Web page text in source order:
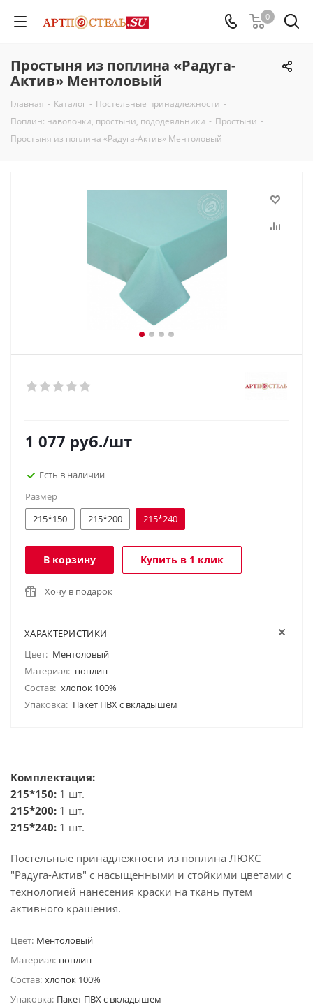
0
Простыня из поплина «Радуга-
Актив» Ментоловый
Главная - Каталог - Постельные принадлежности -
Поплин: наволочки, простыни, пододеяльники - Простыни -
Простыня из поплина «Радуга-Актив» Ментоловый
1 077 руб./шт
Есть в наличии
Размер
215*150
215*200 215*240
В корзину Купить в 1 клик
Хочу в подарок
ХАРАКТЕРИСТИКИ
Цвет: Ментоловый
Материал: поплин
Состав: хлопок 100%
Упаковка: Пакет ПВХ с вкладышем
Комплектация:
215*150: 1 шт.
215*200: 1 шт.
215*240: 1 шт.
Постельные принадлежности из поплина ЛЮКС
"Радуга-Актив" с насыщенными и стойкими цветами с
технологией нанесения краски на ткань путем
активного крашения.
Цвет: Ментоловый
Материал: поплин
Состав: хлопок 100%
Упаковка: Пакет ПВХ с вкладышем